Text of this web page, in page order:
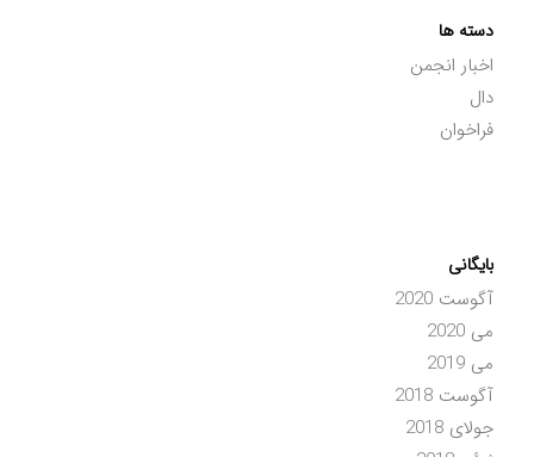
دسته ها
اخبار انجمن
دال
فراخوان
بایگانی
آگوست 2020
می 2020
می 2019
آگوست 2018
جولای 2018